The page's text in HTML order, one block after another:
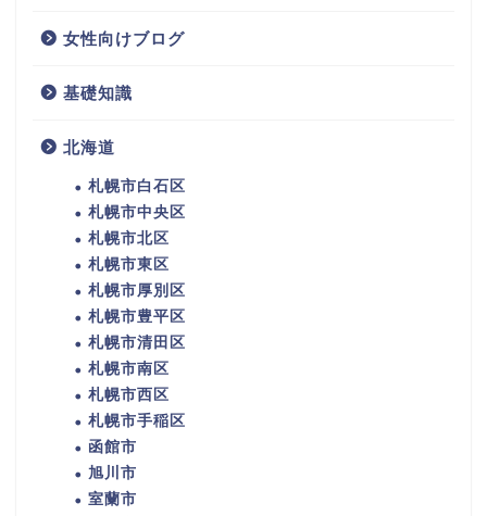
女性向けブログ
基礎知識
北海道
札幌市白石区
札幌市中央区
札幌市北区
札幌市東区
札幌市厚別区
札幌市豊平区
札幌市清田区
札幌市南区
札幌市西区
札幌市手稲区
函館市
旭川市
室蘭市